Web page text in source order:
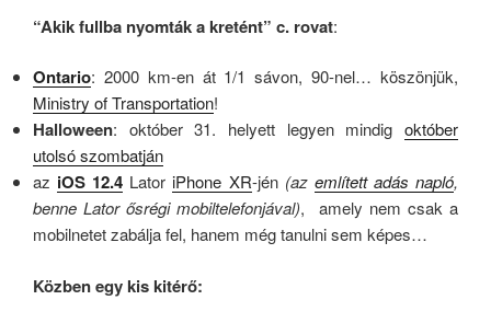
“Akik fullba nyomták a kretént” c. rovat:
Ontario: 2000 km-en át 1/1 sávon, 90-nel… köszönjük,
Ministry of Transportation!
Halloween: október 31. helyett legyen mindig október
utolsó szombatján
az iOS 12.4 LatoriPhone XR-jén (az említett adás napló,
benne Lator ősrégi mobiltelefonjával), amely nem csak a
mobilnetet zabálja fel, hanem még tanulni sem képes…
Közben egy kis kitérő: